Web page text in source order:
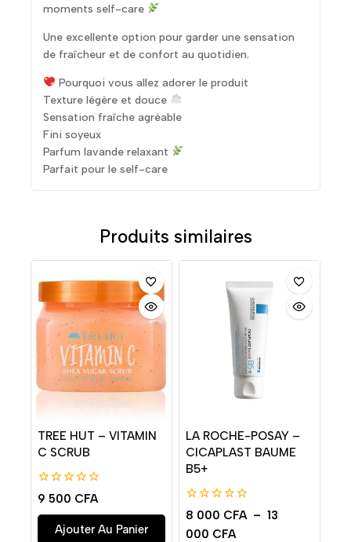
moments self-care
Une excellente option pour garder une sensation
de fraîcheur et de confort au quotidien.
Pourquoi vous allez adorer le produit
Texture légère et douce
Sensation fraîche agréable
Fini soyeux
Parfum lavande relaxant
Parfait pour le self-care
Produits similaires
TREE HUT – VITAMIN
C SCRUB
0
de
5
9 500 CFA
Ajouter Au Panier
LA ROCHE-POSAY –
CICAPLAST BAUME
B5+
0
de
5
8 000 CFA – 13
000 CFA